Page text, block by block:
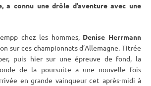
a connu une drôle d’aventure avec une
chez les hommes, Denise Herrmann
sur ces championnats d’Allemagne. Titrée
puis hier sur une épreuve de fond, la
de la poursuite a une nouvelle fois
en grande vainqueur cet après-midi à